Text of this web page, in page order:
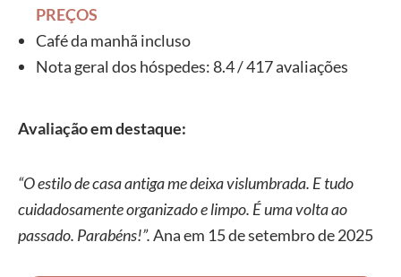
PREÇOS
Café da manhã incluso
Nota geral dos hóspedes: 8.4 / 417 avaliações
Avaliação em destaque:
“O estilo de casa antiga me deixa vislumbrada. E tudo
cuidadosamente organizado e limpo. É uma volta ao
passado. Parabéns!”.Ana em 15 de setembro de 2025